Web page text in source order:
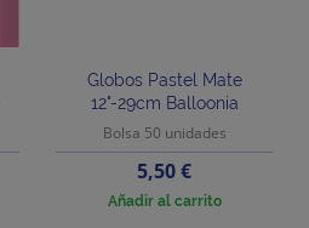
Globos Pastel Mate
12"-29cm Balloonia
Bolsa 50 unidades
Precio
5,50 €
Añadir al carrito